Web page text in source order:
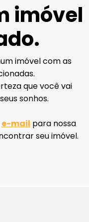
imóvel
imóvel com as
que você vai
sonhos.
e-mail para nossa
seu imóvel.